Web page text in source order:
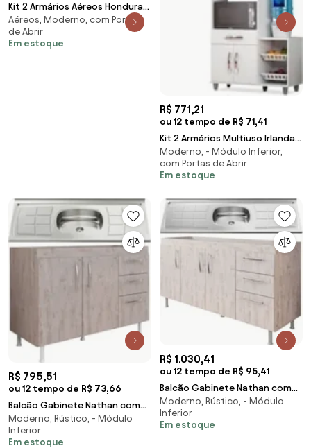
Kit 2 Armários Aéreos Honduras
3 Portas 120cm Branco - Lumil
Móveis
Aéreos, Moderno, com Portas
de Abrir
Em estoque
R$ 771,21
ou 12 tempo de R$ 71,41
Kit 2 Armários Multiuso Irlanda
com Fruteira Branco - Lumil
Móveis
Moderno, - Módulo Inferior,
com Portas de Abrir
Em estoque
R$ 795,51
ou 12 tempo de R$ 73,66
Balcão Gabinete Nathan com
Pia Inox 120cm 2 Portas Rústico
- Nathy Móv
Moderno, Rústico, - Módulo
Inferior
Em estoque
R$ 1.030,41
ou 12 tempo de R$ 95,41
Balcão Gabinete Nathan com
Pia Inox 160cm 3 Portas Rústico
- Nathy Móv
Moderno, Rústico, - Módulo
Inferior
Em estoque